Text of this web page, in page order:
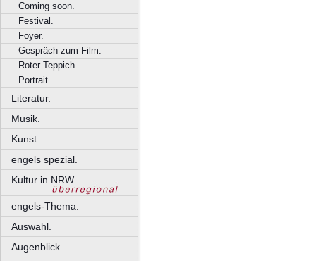
Coming soon.
Festival.
Foyer.
Gespräch zum Film.
Roter Teppich.
Portrait.
Literatur.
Musik.
Kunst.
engels spezial.
Kultur in NRW.
engels-Thema.
Auswahl.
Augenblick